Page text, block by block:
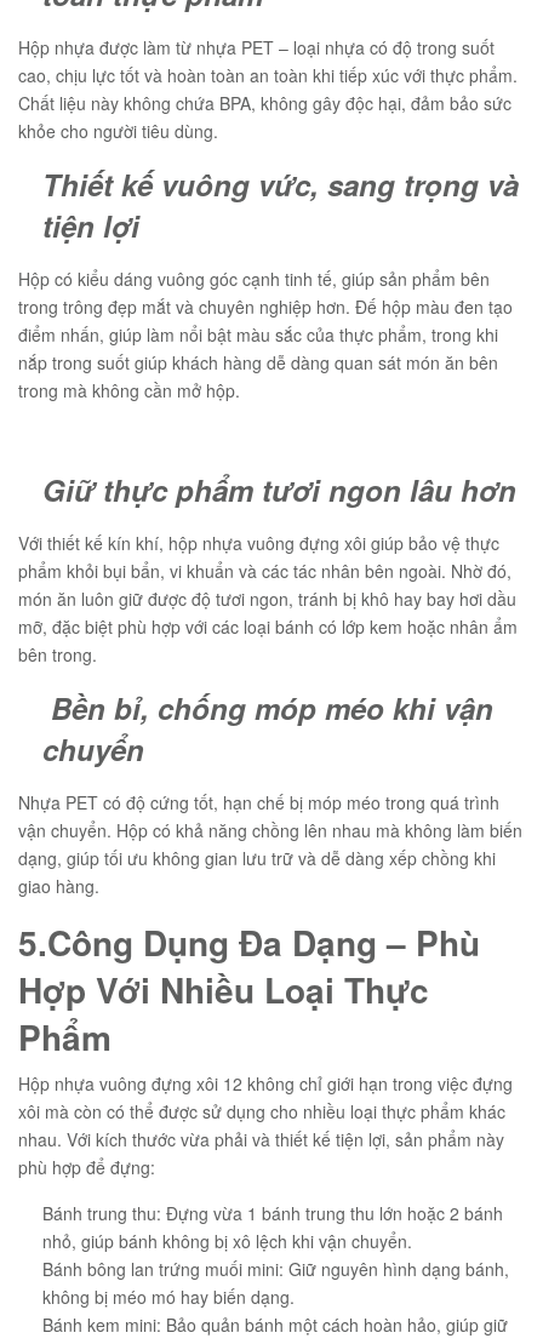
Hộp nhựa được làm từ nhựa PET – loại nhựa có độ trong suốt
cao, chịu lực tốt và hoàn toàn an toàn khi tiếp xúc với thực phẩm.
Chất liệu này không chứa BPA, không gây độc hại, đảm bảo sức
khỏe cho người tiêu dùng.
Thiết kế vuông vức, sang trọng và
tiện lợi
Hộp có kiểu dáng vuông góc cạnh tinh tế, giúp sản phẩm bên
trong trông đẹp mắt và chuyên nghiệp hơn. Đế hộp màu đen tạo
điểm nhấn, giúp làm nổi bật màu sắc của thực phẩm, trong khi
nắp trong suốt giúp khách hàng dễ dàng quan sát món ăn bên
trong mà không cần mở hộp.
Giữ thực phẩm tươi ngon lâu hơn
Với thiết kế kín khí, hộp nhựa vuông đựng xôi giúp bảo vệ thực
phẩm khỏi bụi bẩn, vi khuẩn và các tác nhân bên ngoài. Nhờ đó,
món ăn luôn giữ được độ tươi ngon, tránh bị khô hay bay hơi dầu
mỡ, đặc biệt phù hợp với các loại bánh có lớp kem hoặc nhân ẩm
bên trong.
Bền bỉ, chống móp méo khi vận
chuyển
Nhựa PET có độ cứng tốt, hạn chế bị móp méo trong quá trình
vận chuyển. Hộp có khả năng chồng lên nhau mà không làm biến
dạng, giúp tối ưu không gian lưu trữ và dễ dàng xếp chồng khi
giao hàng.
5.Công Dụng Đa Dạng – Phù
Hợp Với Nhiều Loại Thực
Phẩm
Hộp nhựa vuông đựng xôi 12 không chỉ giới hạn trong việc đựng
xôi mà còn có thể được sử dụng cho nhiều loại thực phẩm khác
nhau. Với kích thước vừa phải và thiết kế tiện lợi, sản phẩm này
phù hợp để đựng:
Bánh trung thu: Đựng vừa 1 bánh trung thu lớn hoặc 2 bánh
nhỏ, giúp bánh không bị xô lệch khi vận chuyển.
Bánh bông lan trứng muối mini: Giữ nguyên hình dạng bánh,
không bị méo mó hay biến dạng.
Bánh kem mini: Bảo quản bánh một cách hoàn hảo, giúp giữ